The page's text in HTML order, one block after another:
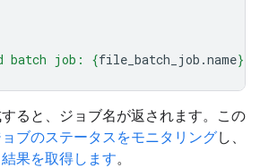
batch job: {file_batch_job .name}
ると、ジョブ名が返されます。この
ョブのステータスをモニタリングし、
果を取得します。